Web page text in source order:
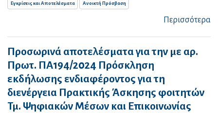
Εγκρίσεις και Αποτελέσματα Ανοικτή Πρόσβαση
Περισσότερα
Προσωρινά αποτελέσματα για την με αρ.
Πρωτ. ΠΑ194/2024 Πρόσκληση
εκδήλωσης ενδιαφέροντος για τη
διενέργεια Πρακτικής Άσκησης φοιτητών
Τμ. Ψηφιακών Μέσων και Επικοινωνίας